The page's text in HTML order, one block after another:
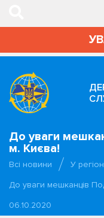
До уваги
м. Києва!
Всі новини
У
До уваги мешканців
06.10.2020